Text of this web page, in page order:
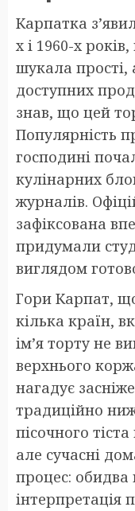
Карпатка
х і 1960-х
шукала прості,
доступних
знав, що цей
Популярність
господині
кулінарних
журналів.
зафіксована
придумали
виглядом
Гори Карпат,
кілька країн,
ім’я торту не
верхнього
нагадує
традиційно
пісочного
але сучасні
процес: обидва
інтерпретація